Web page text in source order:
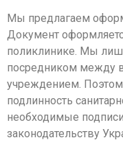
Мы предлагаем
Документ
поликлинике. Мы
посредником между
учреждением.
подлинность
необходимые
законодательству